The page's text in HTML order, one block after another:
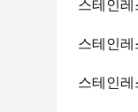
스테인
스테인레
스테인레